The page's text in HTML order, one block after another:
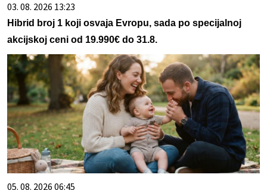
03. 08. 2026 13:23
Hibrid broj 1 koji osvaja Evropu, sada po specijalnoj
akcijskoj ceni od 19.990€ do 31.8.
05. 08. 2026 06:45